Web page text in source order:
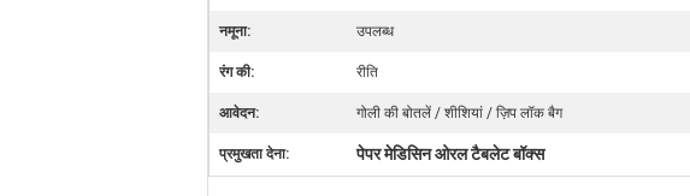
नमूना: उपलब्ध
रंग की: रीति
आवेदन: गोली की बोतलें / शीशियां / ज़िप लॉक बैग
प्रमुखता देना: पेपर मेडिसिन ओरल टैबलेट बॉक्स